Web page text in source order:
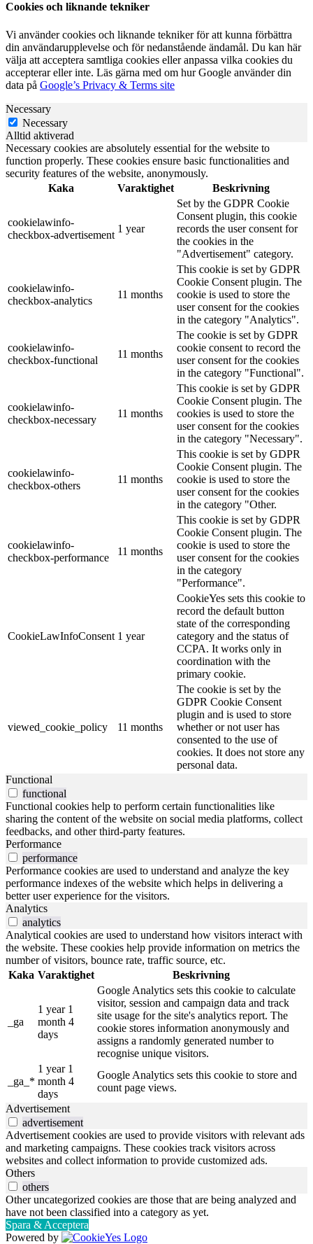
Cookies och liknande tekniker
Vi använder cookies och liknande tekniker för att kunna förbättra
din användarupplevelse och för nedanstående ändamål. Du kan här
välja att acceptera samtliga cookies eller anpassa vilka cookies du
accepterar eller inte. Läs gärna med om hur Google använder din
data på Google’s Privacy & Terms site
Necessary
Necessary
Alltid aktiverad
Necessary cookies are absolutely essential for the website to
function properly. These cookies ensure basic functionalities and
security features of the website, anonymously.
Kaka
Varaktighet Beskrivning
cookielawinfo-
checkbox-advertisement
1 year
Set by the GDPR Cookie
Consent plugin, this cookie
records the user consent for
the cookies in the
"Advertisement" category.
cookielawinfo-
checkbox-analytics
11 months
This cookie is set by GDPR
Cookie Consent plugin. The
cookie is used to store the
user consent for the cookies
in the category "Analytics".
cookielawinfo-
checkbox-functional
11 months
The cookie is set by GDPR
cookie consent to record the
user consent for the cookies
in the category "Functional".
cookielawinfo-
checkbox-necessary
11 months
This cookie is set by GDPR
Cookie Consent plugin. The
cookies is used to store the
user consent for the cookies
in the category "Necessary".
cookielawinfo-
checkbox-others
11 months
This cookie is set by GDPR
Cookie Consent plugin. The
cookie is used to store the
user consent for the cookies
in the category "Other.
cookielawinfo-
checkbox-performance
11 months
This cookie is set by GDPR
Cookie Consent plugin. The
cookie is used to store the
user consent for the cookies
in the category
"Performance".
CookieLawInfoConsent 1 year
CookieYes sets this cookie to
record the default button
state of the corresponding
category and the status of
CCPA. It works only in
coordination with the
primary cookie.
viewed_cookie_policy 11 months
The cookie is set by the
GDPR Cookie Consent
plugin and is used to store
whether or not user has
consented to the use of
cookies. It does not store any
personal data.
Functional
functional
Functional cookies help to perform certain functionalities like
sharing the content of the website on social media platforms, collect
feedbacks, and other third-party features.
Performance
performance
Performance cookies are used to understand and analyze the key
performance indexes of the website which helps in delivering a
better user experience for the visitors.
Analytics
analytics
Analytical cookies are used to understand how visitors interact with
the website. These cookies help provide information on metrics the
number of visitors, bounce rate, traffic source, etc.
Kaka Varaktighet Beskrivning
_ga
1 year 1
month 4
days
Google Analytics sets this cookie to calculate
visitor, session and campaign data and track
site usage for the site's analytics report. The
cookie stores information anonymously and
assigns a randomly generated number to
recognise unique visitors.
_ga_*
1 year 1
month 4
days
Google Analytics sets this cookie to store and
count page views.
Advertisement
advertisement
Advertisement cookies are used to provide visitors with relevant ads
and marketing campaigns. These cookies track visitors across
websites and collect information to provide customized ads.
Others
others
Other uncategorized cookies are those that are being analyzed and
have not been classified into a category as yet.
Spara & Acceptera
Powered by